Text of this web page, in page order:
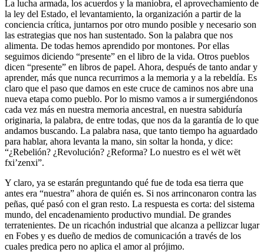
La lucha armada, los acuerdos y la maniobra, el aprovechamiento de
la ley del Estado, el levantamiento, la organización a partir de la
conciencia crítica, juntarnos por otro mundo posible y necesario son
las estrategias que nos han sustentado. Son la palabra que nos
alimenta. De todas hemos aprendido por montones. Por ellas
seguimos diciendo “presente” en el libro de la vida. Otros pueblos
dicen “presente” en libros de papel. Ahora, después de tanto andar y
aprender, más que nunca recurrimos a la memoria y a la rebeldía. Es
claro que el paso que damos en este cruce de caminos nos abre una
nueva etapa como pueblo. Por lo mismo vamos a ir sumergiéndonos
cada vez más en nuestra memoria ancestral, en nuestra sabiduría
originaria, la palabra, de entre todas, que nos da la garantía de lo que
andamos buscando. La palabra nasa, que tanto tiempo ha aguardado
para hablar, ahora levanta la mano, sin soltar la honda, y dice:
“¿Rebelión? ¿Revolución? ¿Reforma? Lo nuestro es el wët wët
fxi’zenxi”.
Y claro, ya se estarán preguntando qué fue de toda esa tierra que
antes era “nuestra” ahora de quién es. Si nos arrinconaron contra las
peñas, qué pasó con el gran resto. La respuesta es corta: del sistema
mundo, del encadenamiento productivo mundial. De grandes
terratenientes. De un ricachón industrial que alcanza a pellizcar lugar
en Fobes y es dueño de medios de comunicación a través de los
cuales predica pero no aplica el amor al prójimo.